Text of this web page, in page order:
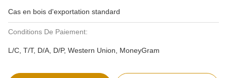
Cas en bois d'exportation standard
Conditions De Paiement:
L/C, T/T, D/A, D/P, Western Union, MoneyGram